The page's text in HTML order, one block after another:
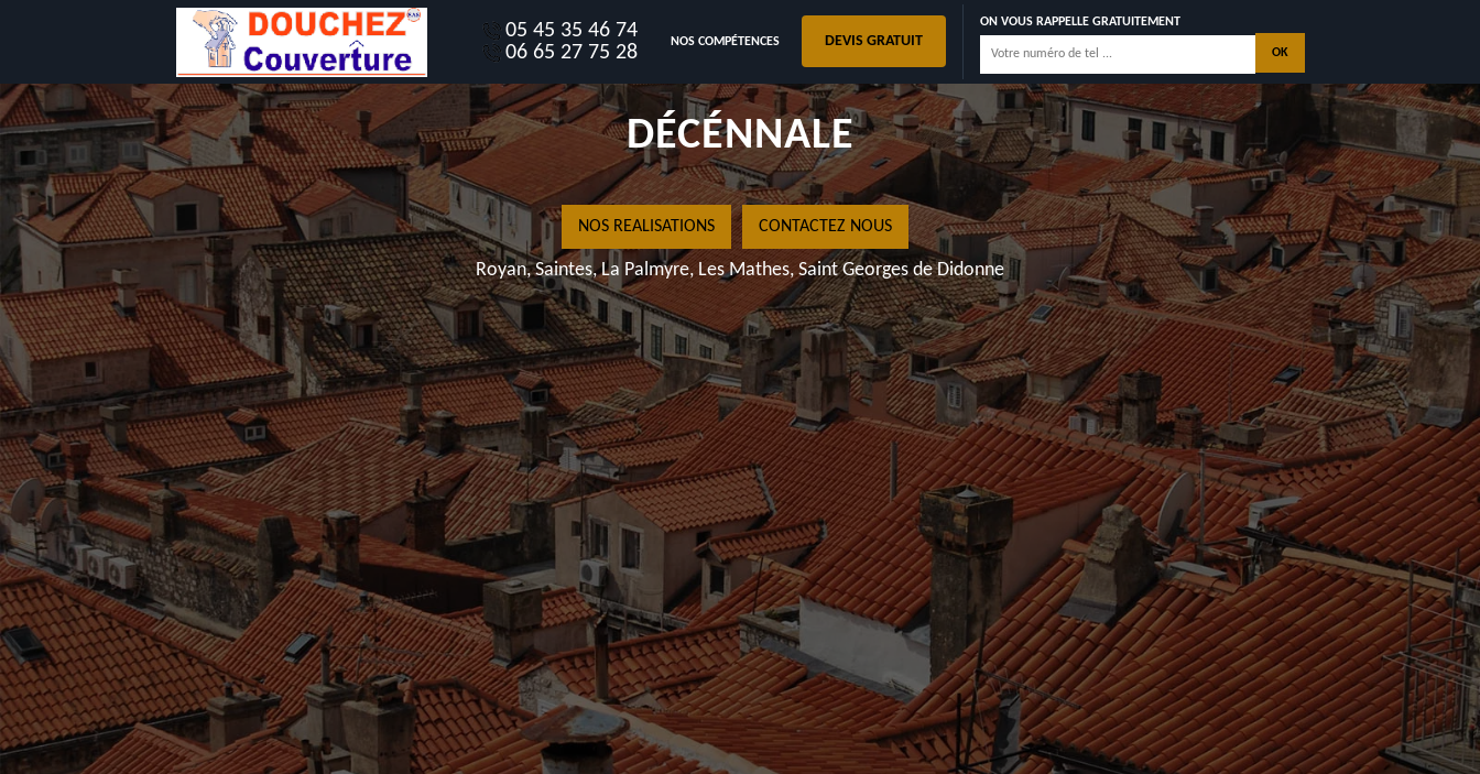
05 45 35 46 74
06 65 27 75 28
NOS COMPÉTENCES DEVIS GRATUIT
ON VOUS RAPPELLE GRATUITEMENT
17800 AVEC GARANTIE
DÉCÉNNALE
NOS REALISATIONS CONTACTEZ NOUS
Royan, Saintes, La Palmyre, Les Mathes, Saint Georges de Didonne